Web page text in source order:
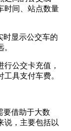
时间、站点数量
显示公交车的
公交卡充值，
具支付车费。
借助于大数
说，主要包括以